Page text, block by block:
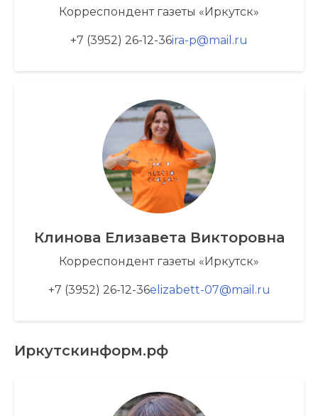
Корреспондент газеты «Иркутск»
+7 (3952) 26-12-36ira-p@mail.ru
Клинова Елизавета Викторовна
Корреспондент газеты «Иркутск»
+7 (3952) 26-12-36elizabett-07@mail.ru
Иркутскинформ.рф